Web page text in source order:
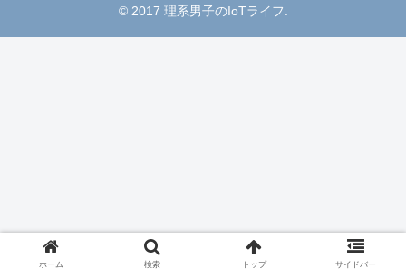
© 2017 理系男子のIoTライフ.
ホーム 検索 トップ サイドバー